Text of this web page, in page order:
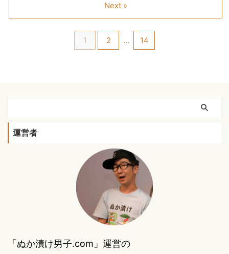
1 2 … 14
Next »
運営者
「ぬか漬け男子.com」運営の